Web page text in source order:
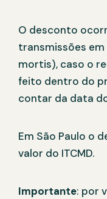
O desconto
transmissões
mortis), caso o
feito dentro do
contar da data
Em São Paulo o
valor do ITCMD.
Importante: por